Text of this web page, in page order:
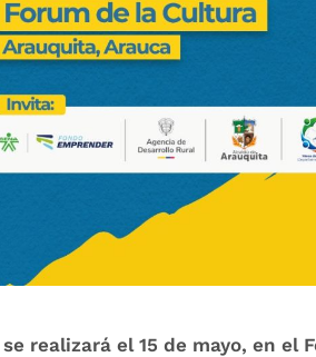
realizará el 15 de mayo, en el